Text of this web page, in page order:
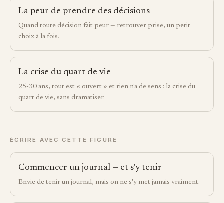
La peur de prendre des décisions
Quand toute décision fait peur — retrouver prise, un petit
choix à la fois.
La crise du quart de vie
25-30 ans, tout est « ouvert » et rien n'a de sens : la crise du
quart de vie, sans dramatiser.
ÉCRIRE AVEC CETTE FIGURE
Commencer un journal — et s'y tenir
Envie de tenir un journal, mais on ne s'y met jamais vraiment.